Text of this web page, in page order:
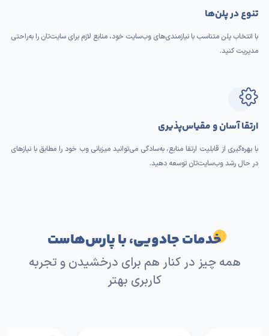
تنوع در پلن‌ها
با انتخاب پلن متناسب با نیازمندی‌های وب‌سایت خود، منابع لازم برای سایت‌تان را به‌راحتی
مدیریت کنید.
ارتقا آسان و مقیاس‌پذیری
با بهره‌گیری از قابلیت ارتقا منابع، به‌سادگی می‌توانید میزبانی وب خود را مطابق با نیازهای
در حال رشد وب‌سایت‌تان توسعه دهید.
خدمات جادویی، با پارس‌هاست
همه چیز در کنار هم برای درخشیدن و تجربه
کاربری بهتر